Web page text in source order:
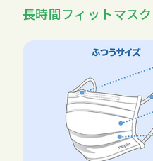
長時間フィットマス